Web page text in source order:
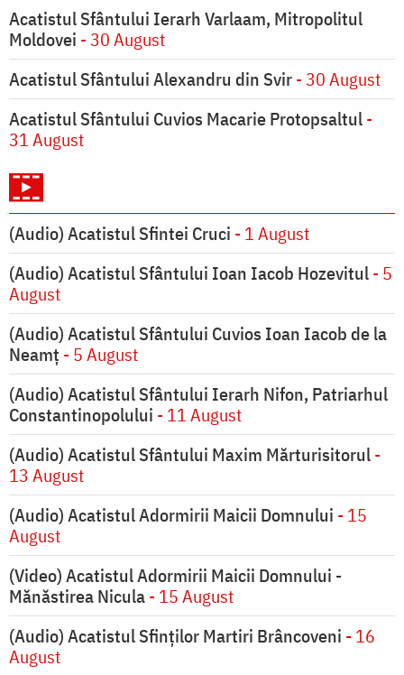
Acatistul Sfântului Ierarh Varlaam, Mitropolitul
Moldovei - 30 August
Acatistul Sfântului Alexandru din Svir- 30 August
Acatistul Sfântului Cuvios Macarie Protopsaltul-
31 August
(Audio) Acatistul Sfintei Cruci - 1 August
(Audio) Acatistul Sfântului Ioan Iacob Hozevitul- 5
August
(Audio) Acatistul Sfântului Cuvios Ioan Iacob de la
Neamț - 5 August
(Audio) Acatistul Sfântului Ierarh Nifon, Patriarhul
Constantinopolului - 11 August
(Audio) Acatistul Sfântului Maxim Mărturisitorul-
13 August
(Audio) Acatistul Adormirii Maicii Domnului - 15
August
(Video) Acatistul Adormirii Maicii Domnului -
Mănăstirea Nicula- 15 August
(Audio) Acatistul Sfinților Martiri Brâncoveni - 16
August